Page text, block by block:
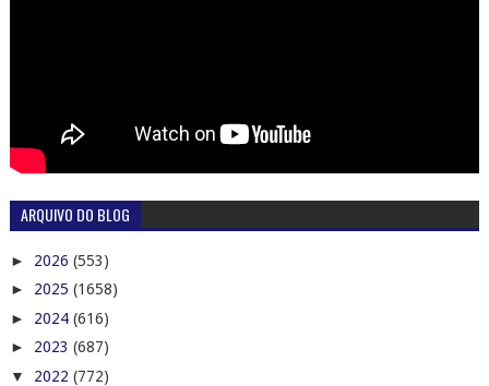
ARQUIVO DO BLOG
► 2026 (553)
► 2025 (1658)
► 2024 (616)
► 2023 (687)
▼ 2022 (772)